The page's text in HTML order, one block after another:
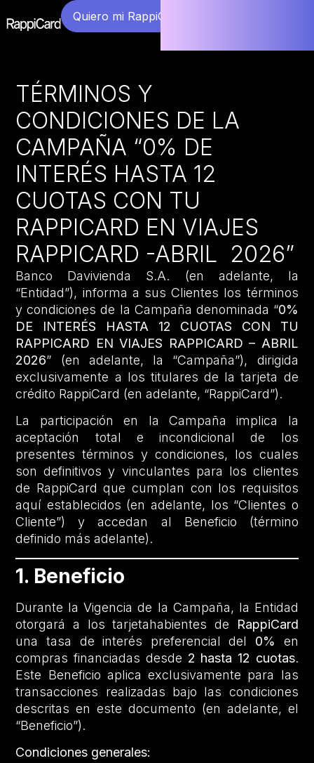
Quiero mi RappiCard
TÉRMINOS Y
CONDICIONES DE LA
CAMPAÑA “0% DE
INTERÉS HASTA 12
CUOTAS CON TU
RAPPICARD EN VIAJES
RAPPICARD -ABRIL 2026”
Banco Davivienda S.A. (en adelante, la
“Entidad”), informa a sus Clientes los términos
y condiciones de la Campaña denominada “0%
DE INTERÉS HASTA 12 CUOTAS CON TU
RAPPICARD EN VIAJES RAPPICARD – ABRIL
2026” (en adelante, la “Campaña”), dirigida
exclusivamente a los titulares de la tarjeta de
crédito RappiCard (en adelante, “RappiCard”).
La participación en la Campaña implica la
aceptación total e incondicional de los
presentes términos y condiciones, los cuales
son definitivos y vinculantes para los clientes
de RappiCard que cumplan con los requisitos
aquí establecidos (en adelante, los “Clientes o
Cliente”) y accedan al Beneficio (término
definido más adelante).
1. Beneficio
Durante la Vigencia de la Campaña, la Entidad
otorgará a los tarjetahabientes de
RappiCard
una tasa de interés preferencial del 0% en
compras financiadas desde 2 hasta 12 cuotas.
Este Beneficio aplica exclusivamente para las
transacciones realizadas bajo las condiciones
descritas en este documento (en adelante, el
“Beneficio”).
Condiciones generales: